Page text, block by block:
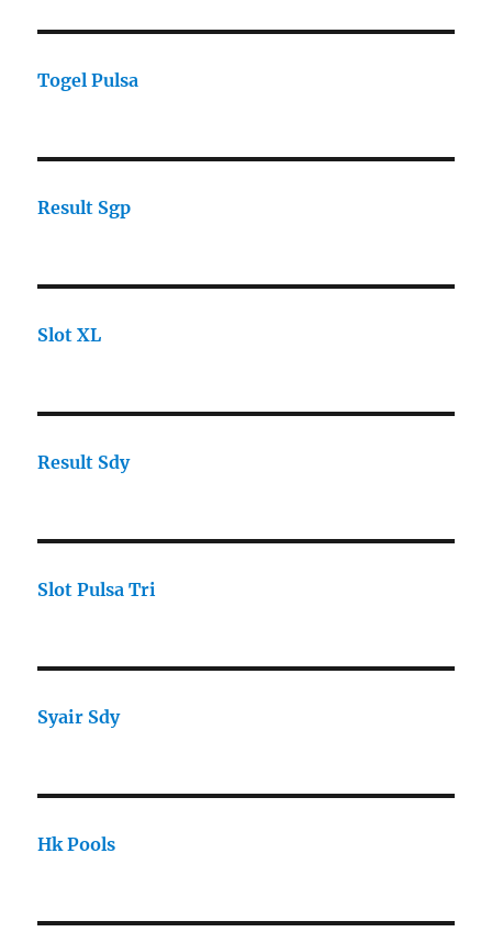
Togel Pulsa
Result Sgp
Slot XL
Result Sdy
Slot Pulsa Tri
Syair Sdy
Hk Pools